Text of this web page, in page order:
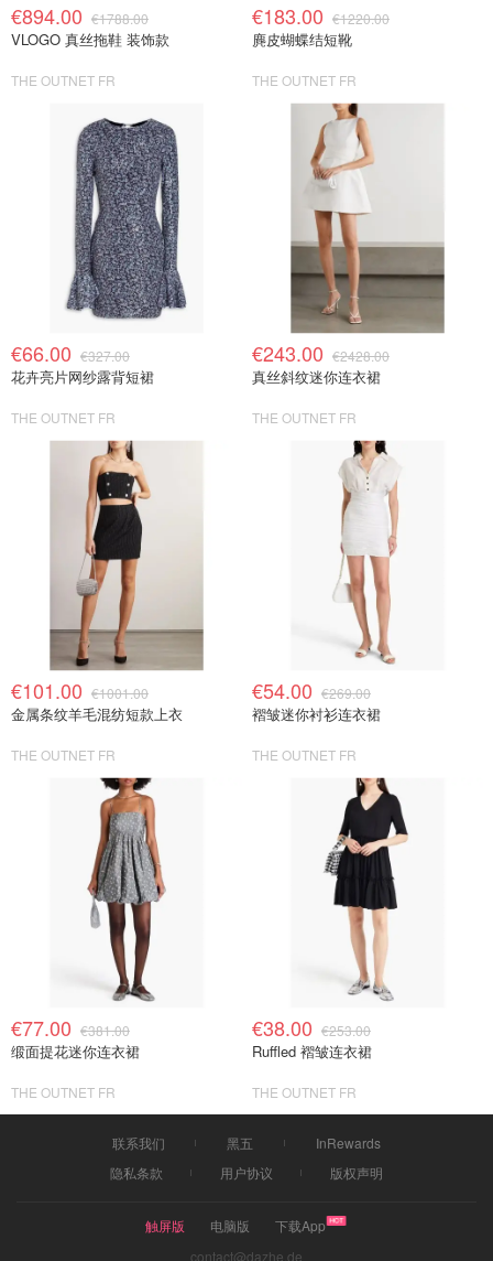
€894.00 €1788.00
VLOGO 真丝拖鞋 装饰款
THE OUTNET FR
€183.00 €1220.00
麂皮蝴蝶结短靴
THE OUTNET FR
€66.00 €327.00
花卉亮片网纱露背短裙
THE OUTNET FR
€243.00 €2428.00
真丝斜纹迷你连衣裙
THE OUTNET FR
€101.00 €1001.00
金属条纹羊毛混纺短款上衣
THE OUTNET FR
€54.00 €269.00
褶皱迷你衬衫连衣裙
THE OUTNET FR
€77.00 €381.00
缎面提花迷你连衣裙
THE OUTNET FR
€38.00 €253.00
Ruffled 褶皱连衣裙
THE OUTNET FR
联系我们 黑五
InRewards
隐私条款
用户协议 版权声明
触屏版 电脑版
下载App
contact@dazhe.de